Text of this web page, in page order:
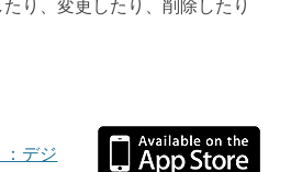
り、変更したり、削除したり
：デジ